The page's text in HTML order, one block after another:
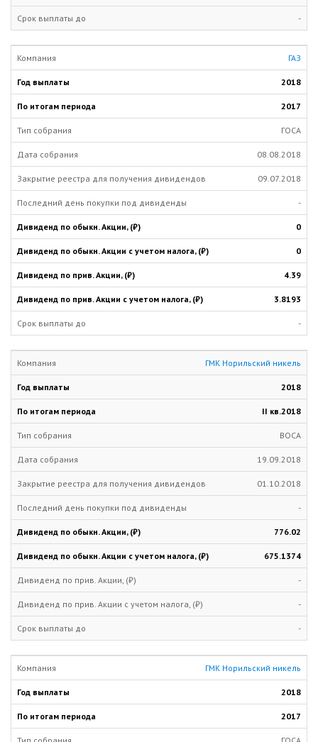
-
ГАЗ
2018
2017
ГОСА
08.08.2018
09.07.2018
-
0
0
4.39
3.8193
-
ГМК Норильский никель
2018
II кв.2018
ВОСА
19.09.2018
01.10.2018
-
776.02
675.1374
-
-
-
ГМК Норильский никель
2018
2017